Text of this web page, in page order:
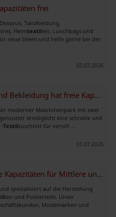
frei
Tanzkleidung,
Heimtextilien, Lunchbags und
neue Ideen und helfe gerne bei der
02.07.2026
Zuschnittservice für Textil und Bekleidung hat freie Kapazitäten
moderner Maschinenpark mit zwei
ermöglicht eine schnelle und
Textilzuschnitt für versch ..
01.07.2026
Kroatische Näherei hart freie Kapazitäten für Mittlere und Großserien
spezialisiert auf die Herstellung
ien und Polsterteile. Unser
Modemarken und